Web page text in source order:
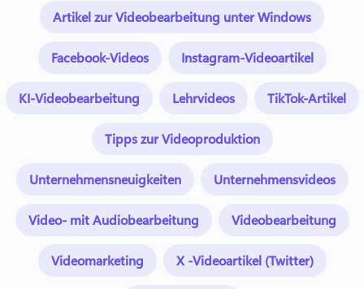
Artikel zur Videobearbeitung unter Windows
Facebook-Videos Instagram-Videoartikel
KI-Videobearbeitung Lehrvideos TikTok-Artikel
Tipps zur Videoproduktion
Unternehmensneuigkeiten Unternehmensvideos
Video- mit Audiobearbeitung Videobearbeitung
Videomarketing X -Videoartikel (Twitter)